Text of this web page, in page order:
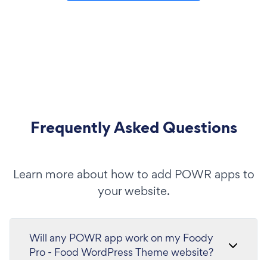
Frequently Asked Questions
Learn more about how to add POWR apps to
your website.
Will any POWR app work on my Foody
Pro - Food WordPress Theme website?